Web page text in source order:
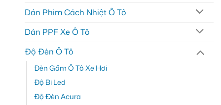
Dán Phim Cách Nhiệt Ô Tô
Dán PPF Xe Ô Tô
Độ Đèn Ô Tô
Đèn Gầm Ô Tô Xe Hơi
Độ Bi Led
Độ Đèn Acura